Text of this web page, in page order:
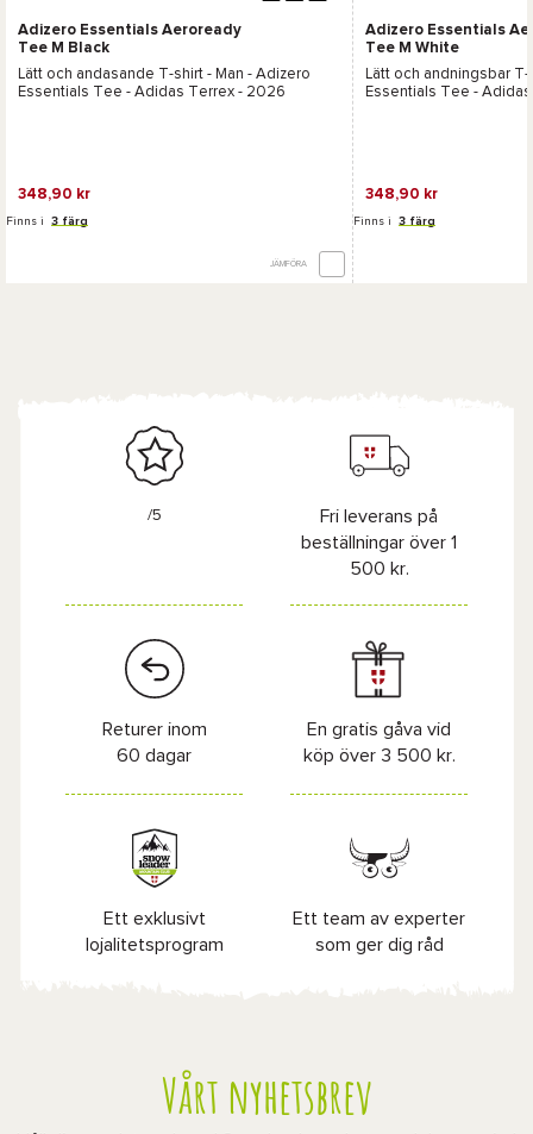
Adizero Essentials Aeroready
Tee M Black
Lätt och andasande T-shirt - Man - Adizero
Essentials Tee - Adidas Terrex - 2026
348,90 kr
Finns i 3 färg
JÄMFÖRA
Adizero Essentials
Tee M White
Lätt och andningsbar
Essentials Tee -
348,90 kr
Finns i 3 färg
/5
Fri leverans på
beställningar över 1
500 kr.
Returer inom
60 dagar
En gratis gåva vid
köp över 3 500 kr.
Ett exklusivt
lojalitetsprogram
Ett team av experter
som ger dig råd
Vårt nyhetsbrev